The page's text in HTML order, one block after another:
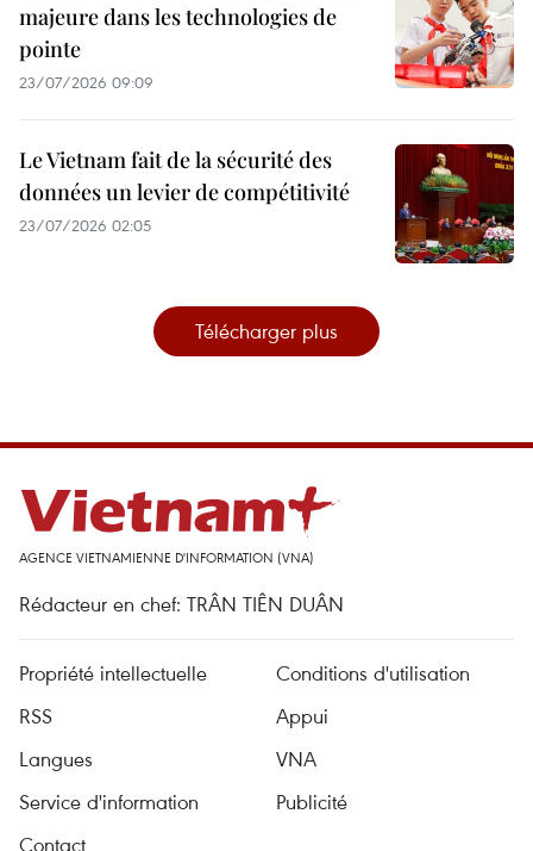
majeure dans les technologies de
pointe
23/07/2026 09:09
Le Vietnam fait de la sécurité des
données un levier de compétitivité
23/07/2026 02:05
Télécharger plus
AGENCE VIETNAMIENNE D'INFORMATION (VNA)
Rédacteur en chef: TRÂN TIÊN DUÂN
Propriété intellectuelle
Conditions d'utilisation
RSS
Appui
Langues
VNA
Service d'information
Publicité
Contact